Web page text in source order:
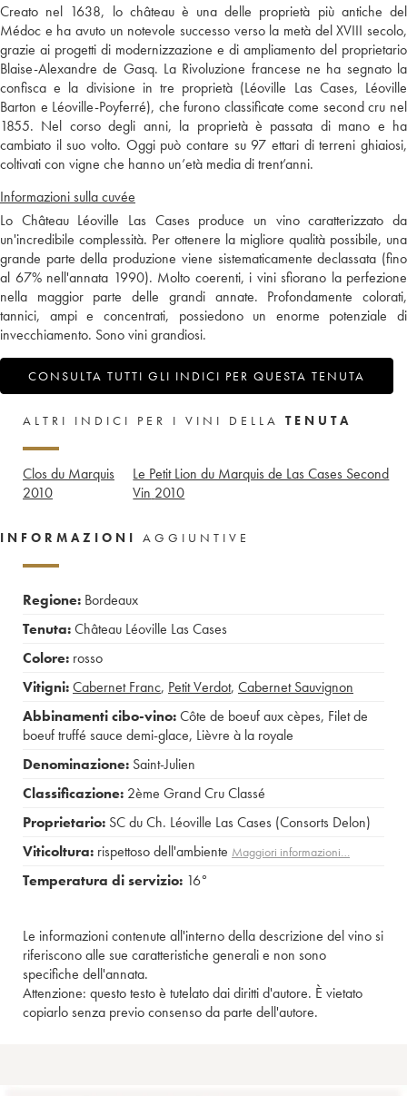
Creato nel 1638, lo château è una delle proprietà più antiche del
Médoc e ha avuto un notevole successo verso la metà del XVIII secolo,
grazie ai progetti di modernizzazione e di ampliamento del proprietario
Blaise-Alexandre de Gasq. La Rivoluzione francese ne ha segnato la
confisca e la divisione in tre proprietà (Léoville Las Cases, Léoville
Barton e Léoville-Poyferré), che furono classificate come second cru nel
1855. Nel corso degli anni, la proprietà è passata di mano e ha
cambiato il suo volto. Oggi può contare su 97 ettari di terreni ghiaiosi,
coltivati con vigne che hanno un’età media di trent’anni.
Informazioni sulla cuvée
Lo Château Léoville Las Cases produce un vino caratterizzato da
un'incredibile complessità. Per ottenere la migliore qualità possibile, una
grande parte della produzione viene sistematicamente declassata (fino
al 67% nell'annata 1990). Molto coerenti, i vini sfiorano la perfezione
nella maggior parte delle grandi annate. Profondamente colorati,
tannici, ampi e concentrati, possiedono un enorme potenziale di
invecchiamento. Sono vini grandiosi.
CONSULTA TUTTI GLI INDICI PER QUESTA TENUTA
ALTRI INDICI PER I VINI DELLA TENUTA
Clos du Marquis
2010
Le Petit Lion du Marquis de Las Cases Second
Vin 2010
INFORMAZIONI AGGIUNTIVE
Regione: Bordeaux
Tenuta:Château Léoville Las Cases
Colore: rosso
Vitigni:Cabernet Franc, Petit Verdot, Cabernet Sauvignon
Abbinamenti cibo-vino:Côte de boeuf aux cèpes, Filet de
boeuf truffé sauce demi-glace, Lièvre à la royale
Denominazione: Saint-Julien
Classificazione: 2ème Grand Cru Classé
Proprietario: SC du Ch. Léoville Las Cases (Consorts Delon)
Viticoltura: rispettoso dell'ambiente Maggiori informazioni…
Temperatura di servizio: 16°
Le informazioni contenute all'interno della descrizione del vino si
riferiscono alle sue caratteristiche generali e non sono
specifiche dell'annata.
Attenzione: questo testo è tutelato dai diritti d'autore. È vietato
copiarlo senza previo consenso da parte dell'autore.